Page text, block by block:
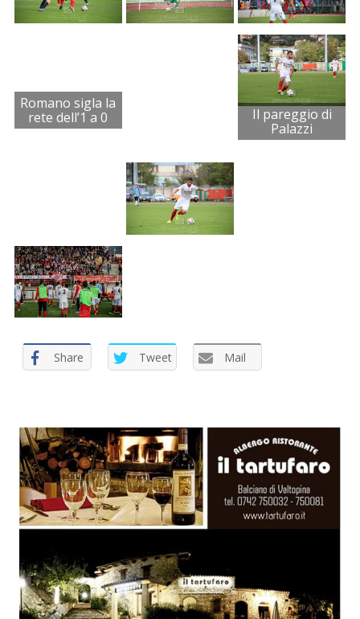
Romano sigla la
rete dell’1 a 0
Il pareggio di
Palazzi
Share Tweet Mail